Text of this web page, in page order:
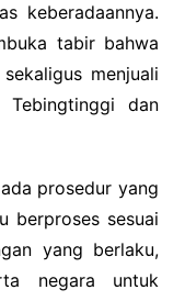
keberadaannya.
tabir bahwa
menjuali
dan
prosedur yang
berproses sesuai
yang berlaku,
negara untuk